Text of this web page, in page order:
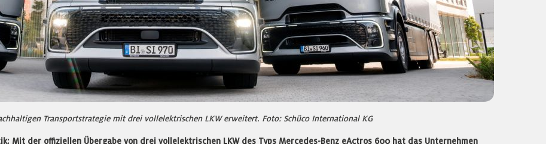
Transportstrategie mit drei vollelektrischen LKW erweitert. Foto: Schüco International KG
Mit der offiziellen Übergabe von drei vollelektrischen LKW des Typs Mercedes-Benz eActros 600 hat das Unternehmen